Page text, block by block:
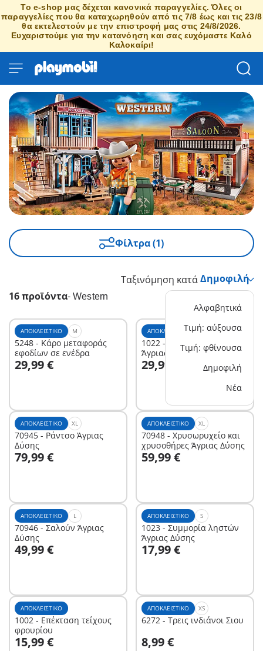
Το e-shop μας δέχεται κανονικά παραγγελίες. Όλες οι
παραγγελίες που θα καταχωρηθούν από τις 7/8 έως και τις 23/8
θα εκτελεστούν με την επιστροφή μας στις 24/8/2026.
Ευχαριστούμε για την κατανόηση και σας ευχόμαστε Καλό
Καλοκαίρι!
Φίλτρα (1)
16 προϊόντα- Western
Ταξινόμηση κατά
Αλφαβητικά
Τιμή: αύξουσα
Τιμή: φθίνουσα
Δημοφιλή
Νέα
ΑΠΟΚΛΕΙΣΤΙΚΌ M
5248 - Κάρο μεταφοράς
εφοδίων σε ενέδρα
29,99 €
Στο καλάθι
ΑΠΟΚΛΕΙΣΤΙΚΌ
1022 - Δεξαμενή νερού
Άγριας Δύσης
29,99 €
Στο καλάθι
ΑΠΟΚΛΕΙΣΤΙΚΌ XL
70945 - Ράντσο Άγριας
Δύσης
79,99 €
Στο καλάθι
ΑΠΟΚΛΕΙΣΤΙΚΌ XL
70948 - Χρυσωρυχείο και
χρυσοθήρες Άγριας Δύσης
59,99 €
Στο καλάθι
ΑΠΟΚΛΕΙΣΤΙΚΌ L
70946 - Σαλούν Άγριας
Δύσης
49,99 €
Στο καλάθι
ΑΠΟΚΛΕΙΣΤΙΚΌ S
1023 - Συμμορία ληστών
Άγριας Δύσης
17,99 €
Στο καλάθι
ΑΠΟΚΛΕΙΣΤΙΚΌ
1002 - Επέκταση τείχους
φρουρίου
15,99 €
Στο καλάθι
ΑΠΟΚΛΕΙΣΤΙΚΌ XS
6272 - Τρεις ινδιάνοι Σιου
8,99 €